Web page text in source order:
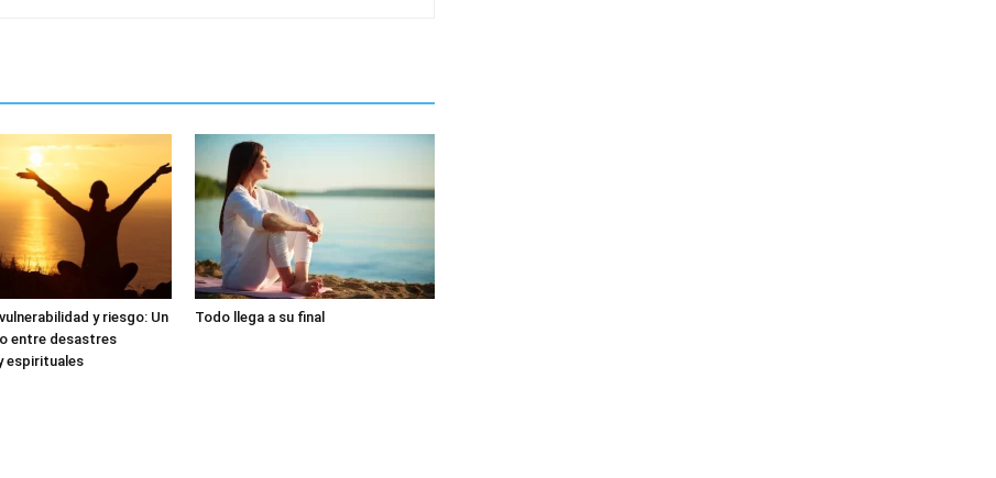
y riesgo: Un
entre desastres
espirituales
Todo llega a su final